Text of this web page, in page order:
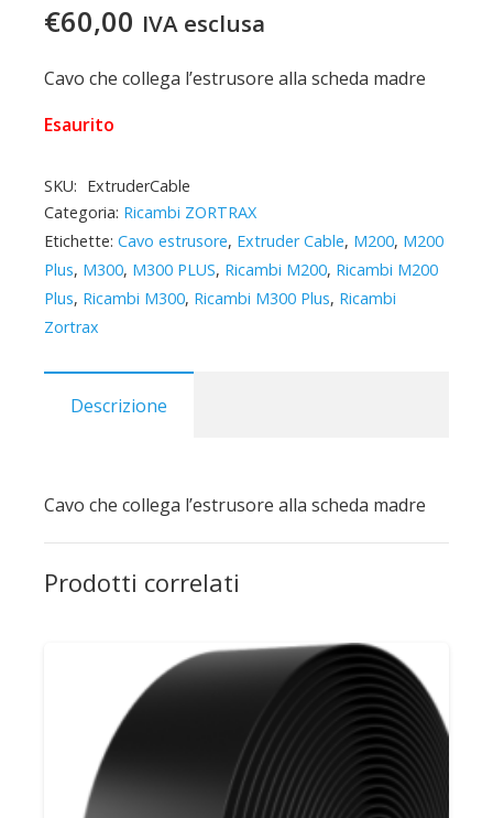
€60,00 IVA esclusa
Cavo che collega l’estrusore alla scheda madre
Esaurito
SKU: ExtruderCable
Categoria: Ricambi ZORTRAX
Etichette: Cavo estrusore, Extruder Cable, M200, M200
Plus, M300, M300 PLUS, Ricambi M200, Ricambi M200
Plus, Ricambi M300, Ricambi M300 Plus, Ricambi
Zortrax
Descrizione
Cavo che collega l’estrusore alla scheda madre
Prodotti correlati